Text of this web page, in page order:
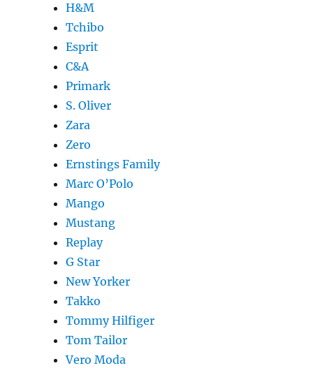
H&M
Tchibo
Esprit
C&A
Primark
S. Oliver
Zara
Zero
Ernstings Family
Marc O’Polo
Mango
Mustang
Replay
G Star
New Yorker
Takko
Tommy Hilfiger
Tom Tailor
Vero Moda